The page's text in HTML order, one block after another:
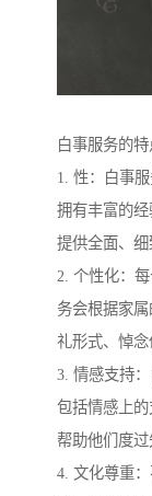
白事服务的
1. 性：白事
拥有丰富的经
提供全面、细
2. 个性化：
务会根据家
礼形式、悼念
3. 情感支持
包括情感上的
帮助他们度过
4. 文化尊重